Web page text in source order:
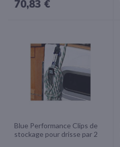
70,83 €
Blue Performance Clips de
stockage pour drisse par 2